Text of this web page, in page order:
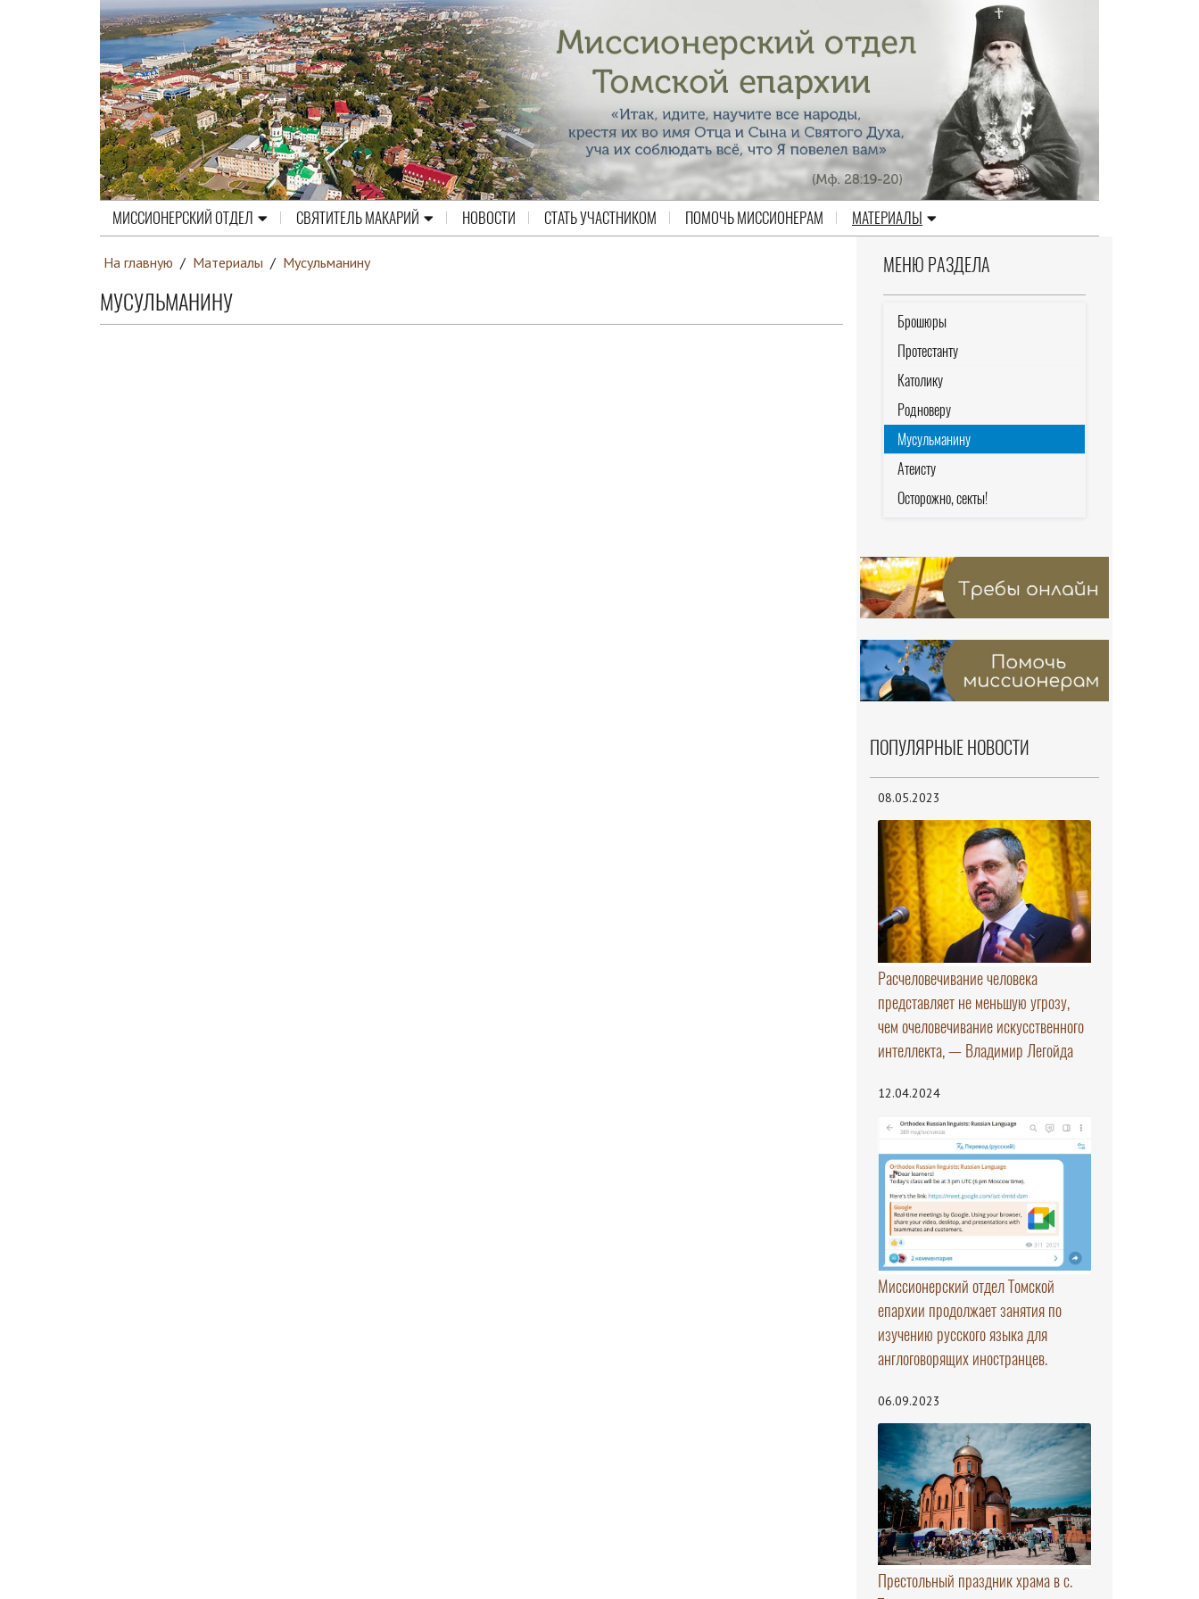
МИССИОНЕРСКИЙ ОТДЕЛ СВЯТИТЕЛЬ МАКАРИЙ НОВОСТИ СТАТЬ УЧАСТНИКОМ ПОМОЧЬ МИССИОНЕРАМ МАТЕРИАЛЫ
На главную / Материалы / Мусульманину
МУСУЛЬМАНИНУ
МЕНЮ РАЗДЕЛА
Брошюры
Протестанту
Католику
Родноверу
Мусульманину
Атеисту
Осторожно, секты!
ПОПУЛЯРНЫЕ НОВОСТИ
08.05.2023
Расчеловечивание человека
представляет не меньшую угрозу,
чем очеловечивание искусственного
интеллекта, — Владимир Легойда
12.04.2024
Миссионерский отдел Томской
епархии продолжает занятия по
изучению русского языка для
англоговорящих иностранцев.
06.09.2023
Престольный праздник храма в с.